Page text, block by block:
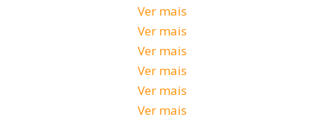
Ver mais
Ver mais
Ver mais
Ver mais
Ver mais
Ver mais